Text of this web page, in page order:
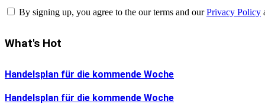
By signing up, you agree to the our terms and ourPrivacy Policy
What's Hot
Handelsplan für die kommende Woche
Handelsplan für die kommende Woche